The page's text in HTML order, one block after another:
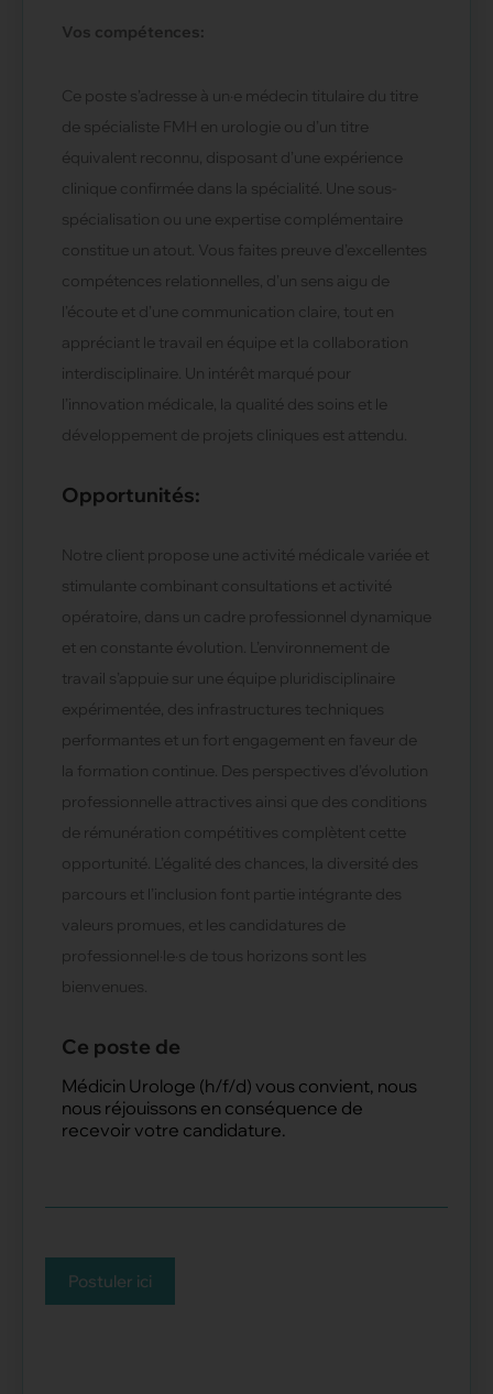
Vos compétences:
Ce poste s’adresse à un·e médecin titulaire du titre
de spécialiste FMH en urologie ou d’un titre
équivalent reconnu, disposant d’une expérience
clinique confirmée dans la spécialité. Une sous-
spécialisation ou une expertise complémentaire
constitue un atout. Vous faites preuve d’excellentes
compétences relationnelles, d’un sens aigu de
l’écoute et d’une communication claire, tout en
appréciant le travail en équipe et la collaboration
interdisciplinaire. Un intérêt marqué pour
l’innovation médicale, la qualité des soins et le
développement de projets cliniques est attendu.
Opportunités:
Notre client propose une activité médicale variée et
stimulante combinant consultations et activité
opératoire, dans un cadre professionnel dynamique
et en constante évolution. L’environnement de
travail s’appuie sur une équipe pluridisciplinaire
expérimentée, des infrastructures techniques
performantes et un fort engagement en faveur de
la formation continue. Des perspectives d’évolution
professionnelle attractives ainsi que des conditions
de rémunération compétitives complètent cette
opportunité. L’égalité des chances, la diversité des
parcours et l’inclusion font partie intégrante des
valeurs promues, et les candidatures de
professionnel·le·s de tous horizons sont les
bienvenues.
Ce poste de
Médicin Urologe (h/f/d) vous convient, nous
nous réjouissons en conséquence de
recevoir votre candidature.
Postuler ici